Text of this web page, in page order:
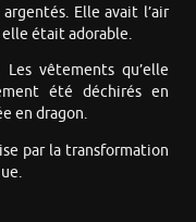
Elle avait l’air
était adorable.
vêtements qu’elle
été déchirés en
en dragon.
par la transformation